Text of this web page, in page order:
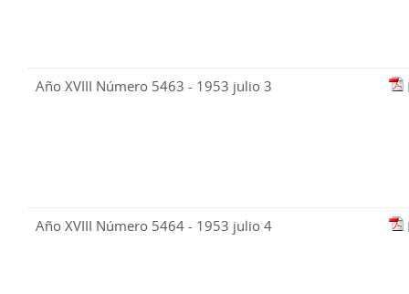
Año XVIII Número 5463 - 1953 julio 3
Año XVIII Número 5464 - 1953 julio 4